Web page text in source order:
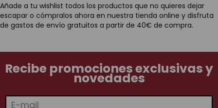
Añade a tu wishlist todos los productos que no quieres dejar
escapar o cómpralos ahora en nuestra tienda online y disfruta
de gastos de envío gratuitos a partir de 40€ de compra.
Recibe promociones exclusivas y
novedades